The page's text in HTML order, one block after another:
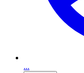
...